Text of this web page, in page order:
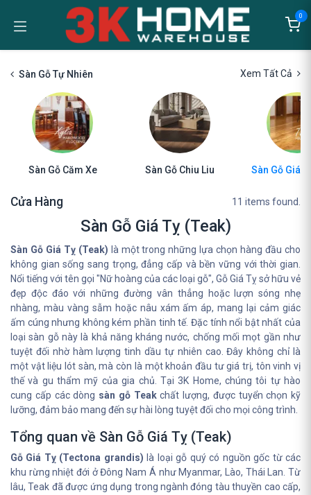
Bỏ qua để đến Nội dung
0
Sàn Gỗ Tự Nhiên Xem Tất Cả
Sàn Gỗ Căm Xe Sàn Gỗ Chiu Liu Sàn Gỗ Giá
Cửa Hàng 11 items found.
Sàn Gỗ Giá Tỵ (Teak)
Sàn Gỗ Giá Tỵ (Teak) là một trong những lựa chọn hàng đầu cho
không gian sống sang trọng, đẳng cấp và bền vững với thời gian.
Nổi tiếng với tên gọi "Nữ hoàng của các loại gỗ", Gỗ Giá Tỵ sở hữu vẻ
đẹp độc đáo với những đường vân thẳng hoặc lượn sóng nhẹ
nhàng, màu vàng sẫm hoặc nâu xám ấm áp, mang lại cảm giác
ấm cúng nhưng không kém phần tinh tế. Đặc tính nổi bật nhất của
loại sàn gỗ này là khả năng kháng nước, chống mối mọt gần như
tuyệt đối nhờ hàm lượng tinh dầu tự nhiên cao. Đây không chỉ là
một vật liệu lót sàn, mà còn là một khoản đầu tư giá trị, tôn vinh vị
thế và gu thẩm mỹ của gia chủ. Tại 3K Home, chúng tôi tự hào
cung cấp các dòng sàn gỗ Teakchất lượng, được tuyển chọn kỹ
lưỡng, đảm bảo mang đến sự hài lòng tuyệt đối cho mọi công trình.
Tổng quan về Sàn Gỗ Giá Tỵ (Teak)
Gỗ Giá Tỵ (Tectona grandis) là loại gỗ quý có nguồn gốc từ các
khu rừng nhiệt đới ở Đông Nam Á như Myanmar, Lào, Thái Lan. Từ
lâu, Teak đã được ứng dụng trong ngành đóng tàu thuyền cao cấp,